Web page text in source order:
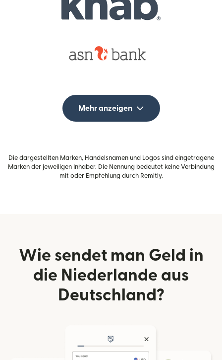
Mehr anzeigen
Die dargestellten Marken, Handelsnamen und Logos sind eingetragene
Marken der jeweiligen Inhaber. Die Nennung bedeutet keine Verbindung
mit oder Empfehlung durch Remitly.
Wie sendet man Geld in
die Niederlande aus
Deutschland?